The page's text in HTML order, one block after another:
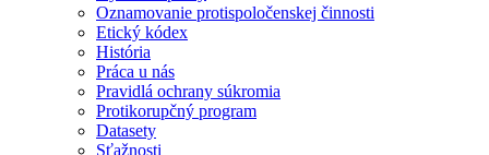
Oznamovanie protispoločenskej činnosti
Etický kódex
História
Práca u nás
Pravidlá ochrany súkromia
Protikorupčný program
Datasety
Sťažnosti